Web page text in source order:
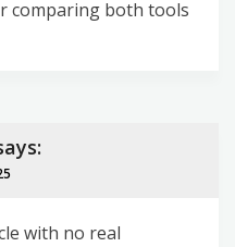
comparing both tools
with no real